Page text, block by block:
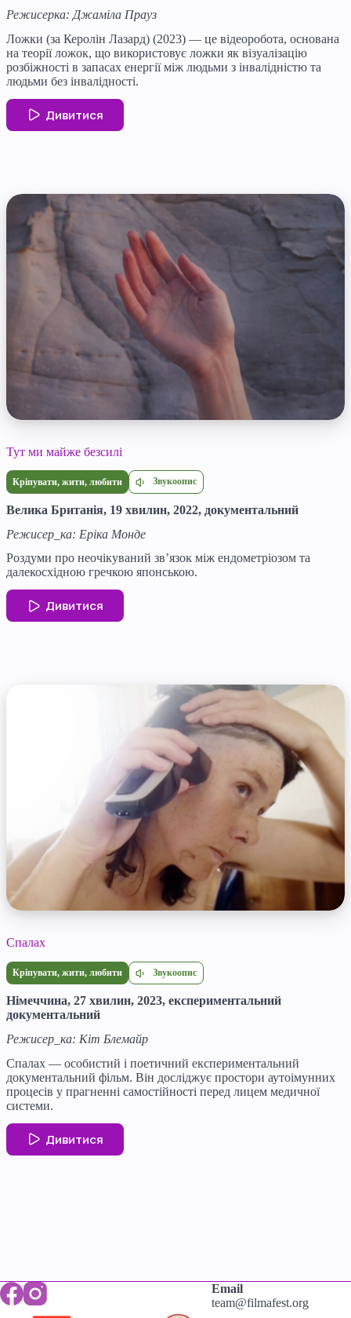
Режисерка: Джаміла Прауз
Ложки (за Керолін Лазард) (2023) — це відеоробота, основана
на теорії ложок, що використовує ложки як візуалізацію
розбіжності в запасах енергії між людьми з інвалідністю та
людьми без інвалідності.
Дивитися
Тут ми майже безсилі
Кріпувати, жити, любити Звукоопис
Велика Британія, 19 хвилин, 2022, документальний
Режисер_ка: Еріка Монде
Роздуми про неочікуваний зв’язок між ендометріозом та
далекосхідною гречкою японською.
Дивитися
Спалах
Кріпувати, жити, любити Звукоопис
Німеччина, 27 хвилин, 2023, експериментальний
документальний
Режисер_ка: Кіт Блемайр
Спалах — особистий і поетичний експериментальний
документальний фільм. Він досліджує простори аутоімунних
процесів у прагненні самостійності перед лицем медичної
системи.
Дивитися
Email
team@filmafest.org